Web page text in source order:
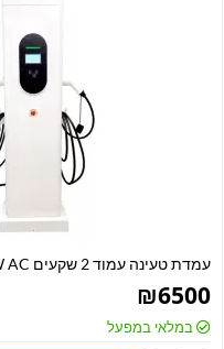
עמדת טעינה עמוד 2 שקעים 2x22KW AC
₪6500
במלאי במפעל